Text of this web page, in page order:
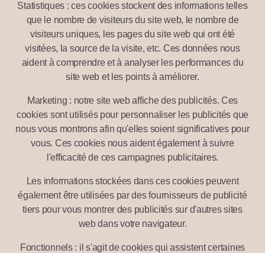
Statistiques : ces cookies stockent des informations telles
que le nombre de visiteurs du site web, le nombre de
visiteurs uniques, les pages du site web qui ont été
visitées, la source de la visite, etc. Ces données nous
aident à comprendre et à analyser les performances du
site web et les points à améliorer.
Marketing : notre site web affiche des publicités. Ces
cookies sont utilisés pour personnaliser les publicités que
nous vous montrons afin qu'elles soient significatives pour
vous. Ces cookies nous aident également à suivre
l'efficacité de ces campagnes publicitaires.
Les informations stockées dans ces cookies peuvent
également être utilisées par des fournisseurs de publicité
tiers pour vous montrer des publicités sur d'autres sites
web dans votre navigateur.
Fonctionnels : il s'agit de cookies qui assistent certaines